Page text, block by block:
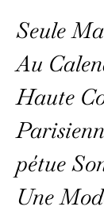
Seule
Au
Haute
Pétue
Une